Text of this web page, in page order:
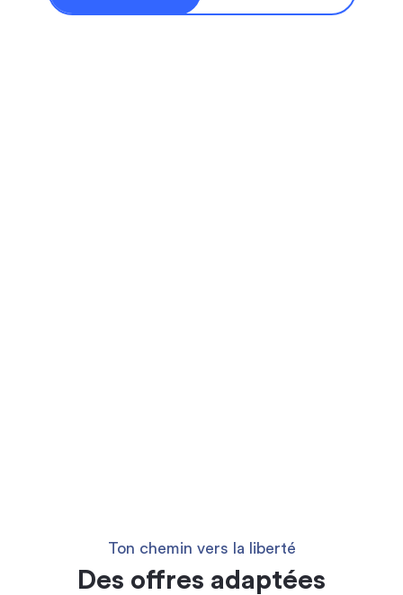
Ton chemin vers la liberté
Des offres adaptées